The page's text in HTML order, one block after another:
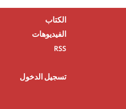
الكتاب
الفيديوهات
RSS
تسجيل الدخول